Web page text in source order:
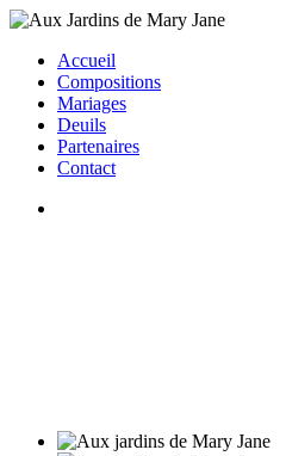
Accueil
Compositions
Mariages
Deuils
Partenaires
Contact